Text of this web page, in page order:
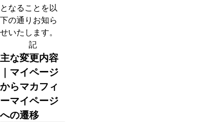
となることを以
下の通りお知ら
せいたします。
記
主な変更内容
｜マイページ
からマカフィ
ーマイページ
への遷移